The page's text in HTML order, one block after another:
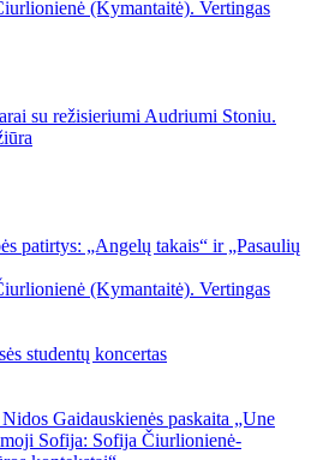
(Kymantaitė). Vertingas
su režisieriumi Audriumi Stoniu.
patirtys: „Angelų takais“ ir „Pasaulių
(Kymantaitė). Vertingas
studentų koncertas
Gaidauskienės paskaita „Une
Sofija: Sofija Čiurlionienė-